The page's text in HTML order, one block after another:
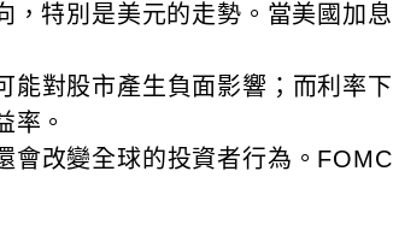
特別是美元的走勢。當美國加
能對股市產生負面影響；而利率
率。
會改變全球的投資者行為。